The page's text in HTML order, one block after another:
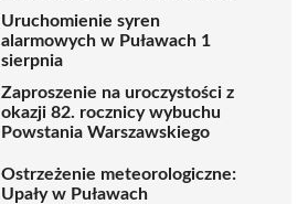
Uruchomienie syren
alarmowych w Puławach 1
sierpnia
Zaproszenie na uroczystości z
okazji 82. rocznicy wybuchu
Powstania Warszawskiego
Ostrzeżenie meteorologiczne:
Upały w Puławach